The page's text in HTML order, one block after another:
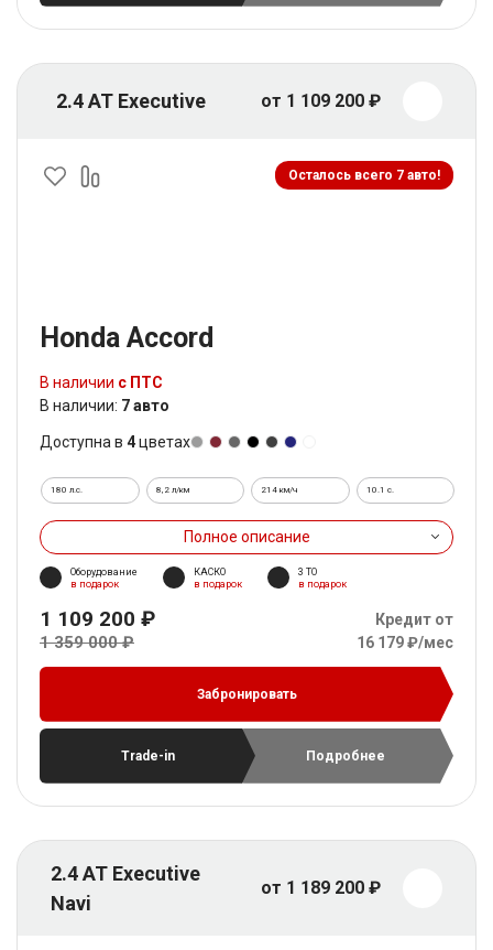
2.4 AT Executive от 1 109 200 ₽
Осталось всего 7 авто!
Honda Accord
В наличии с ПТС
В наличии: 7 авто
Доступна в 4цветах
180 л.с. 8,2 л/км 214 км/ч 10.1 c.
Полное описание
Оборудование
в подарок
КАСКО
в подарок
3 ТО
в подарок
1 109 200 ₽
1 359 000 ₽
Кредит от
16 179 ₽/мес
Забронировать
Trade-in Подробнее
2.4 AT Executive
Navi
от 1 189 200 ₽